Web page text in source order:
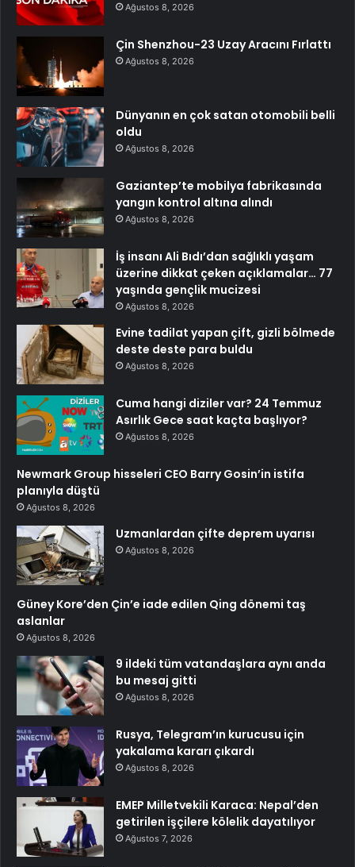
Ağustos 8, 2026
Çin Shenzhou-23 Uzay Aracını Fırlattı
Ağustos 8, 2026
Dünyanın en çok satan otomobili belli
oldu
Ağustos 8, 2026
Gaziantep’te mobilya fabrikasında
yangın kontrol altına alındı
Ağustos 8, 2026
İş insanı Ali Bıdı’dan sağlıklı yaşam
üzerine dikkat çeken açıklamalar… 77
yaşında gençlik mucizesi
Ağustos 8, 2026
Evine tadilat yapan çift, gizli bölmede
deste deste para buldu
Ağustos 8, 2026
Cuma hangi diziler var? 24 Temmuz
Asırlık Gece saat kaçta başlıyor?
Ağustos 8, 2026
Newmark Group hisseleri CEO Barry Gosin’in istifa
planıyla düştü
Ağustos 8, 2026
Uzmanlardan çifte deprem uyarısı
Ağustos 8, 2026
Güney Kore’den Çin’e iade edilen Qing dönemi taş
aslanlar
Ağustos 8, 2026
9 ildeki tüm vatandaşlara aynı anda
bu mesaj gitti
Ağustos 8, 2026
Rusya, Telegram’ın kurucusu için
yakalama kararı çıkardı
Ağustos 8, 2026
EMEP Milletvekili Karaca: Nepal’den
getirilen işçilere kölelik dayatılıyor
Ağustos 7, 2026